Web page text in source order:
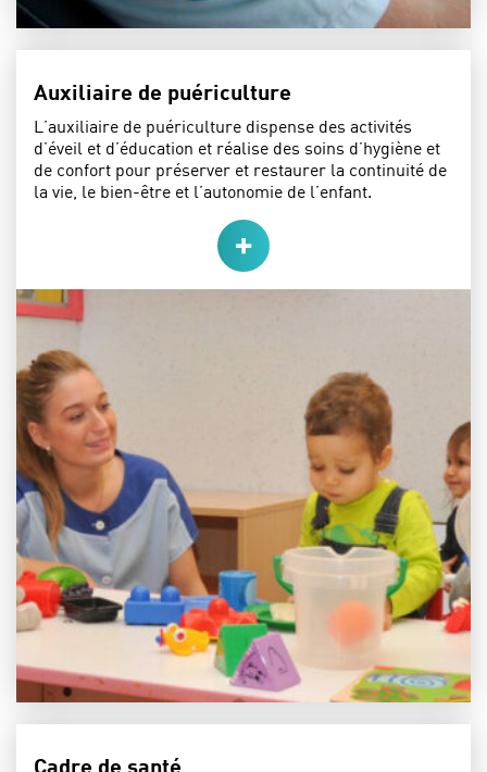
Auxiliaire de puériculture
L’auxiliaire de puériculture dispense des activités
d’éveil et d’éducation et réalise des soins d’hygiène et
de confort pour préserver et restaurer la continuité de
la vie, le bien-être et l’autonomie de l’enfant.
Cadre de santé